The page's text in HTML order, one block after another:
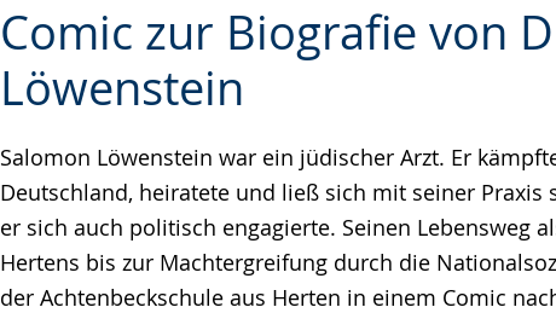
Comic zur Biografie von
Löwenstein
Salomon Löwenstein war ein jüdischer Arzt. Er
Deutschland, heiratete und ließ sich mit seiner
er sich auch politisch engagierte. Seinen Lebensweg
Hertens bis zur Machtergreifung durch die
der Achtenbeckschule aus Herten in einem Comic
Leichten
Sprache
wechseln.
Audio-
Unterstützung.
Video
in
Deutscher
wird
angezeigt.